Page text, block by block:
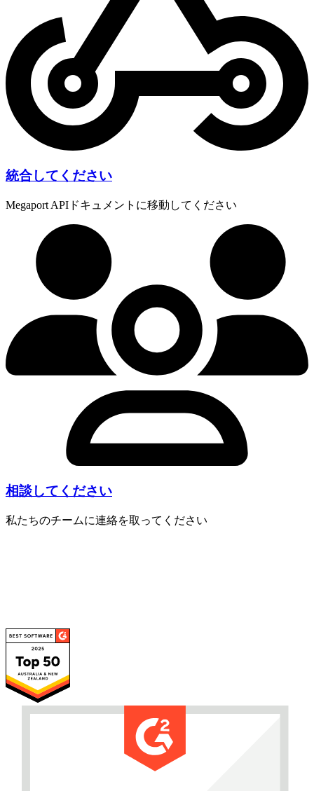
統合してください
Megaport APIドキュメントに移動してください
相談してください
私たちのチームに連絡を取ってください